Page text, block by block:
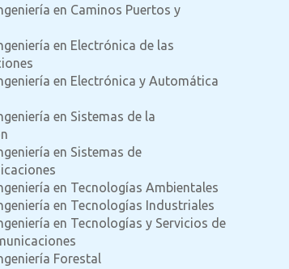
en Caminos Puertos y
en Electrónica de las
en Electrónica y Automática
en Sistemas de la
en Sistemas de
en Tecnologías Ambientales
en Tecnologías Industriales
en Tecnologías y Servicios de
Forestal